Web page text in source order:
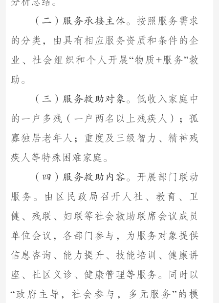
（二）服务承接主体。 按照服务需求
的分类，由具有相应服务资质和条件的企
业、社会组织和个人开展“物质+服务”救
助。
（三）服务救助对象。 低收入家庭中
的一户多残（一户两名以上残疾人）；孤
寡独居老年人；重度及三级智力、精神残
疾人等特殊困难家庭。
（四）服务救助内容。
开展部门联动
服务。由区民政局召开人社、教育、卫
健、残联、妇联等社会救助联席会议成员
单位会议，各部门参与，为服务对象提供
信息咨询、能力提升、技能培训、健康讲
座、社区义诊、健康管理等服务。同时以
“政府主导，社会参与，多元服务” 的模